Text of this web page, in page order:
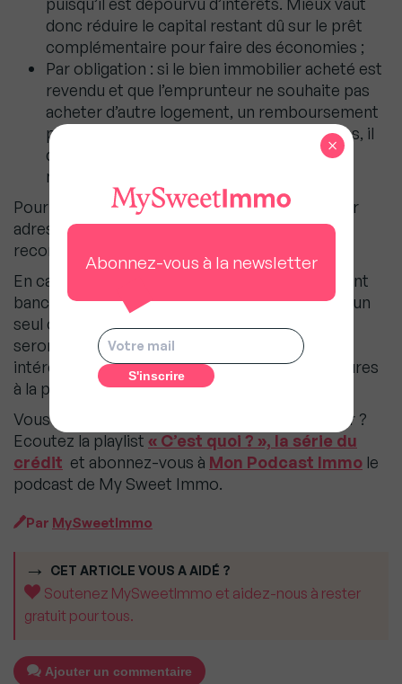
puisqu’il est dépourvu d’intérêts. Mieux vaut
donc réduire le capital restant dû sur le prêt
complémentaire pour faire des économies ;
Par obligation : si le bien immobilier acheté est
revendu et que l’emprunteur ne souhaite pas
acheter d’autre logement, un remboursement
peut avoir lieu par anticipation. Dans ce cas, il
devra attendre deux ans pour obtenir un
nouveau prêt à taux zéro.
Pour rembourser par anticipation, l’emprunteur
adresse une demande à la banque par lettre
recommandée avec accusé de réception.
En cas de rachat de prêt, le nouvel établissement
bancaire considère tous les emprunts comme un
seul crédit. Les avantages du prêt à taux zéro
seront perdus. Le rachat de crédit n’est donc
intéressant que si les économies sont supérieures
à la perte du PTZ.
Vous voulez tout savoir sur le crédit immobilier ?
Ecoutez la playlist « C’est quoi ? », la série du
crédit et abonnez-vous à Mon Podcast Immo le
podcast de My Sweet Immo.
Par MySweetImmo
CET ARTICLE VOUS A AIDÉ ?
Soutenez MySweetImmo et aidez-nous à rester
gratuit pour tous.
Ajouter un commentaire
Abonnez-vous à la newsletter
×